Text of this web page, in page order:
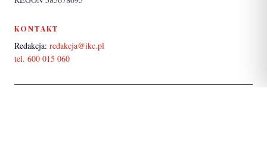
KONTAKT
Redakcja: redakcja@ikc.pl
tel. 600 015 060